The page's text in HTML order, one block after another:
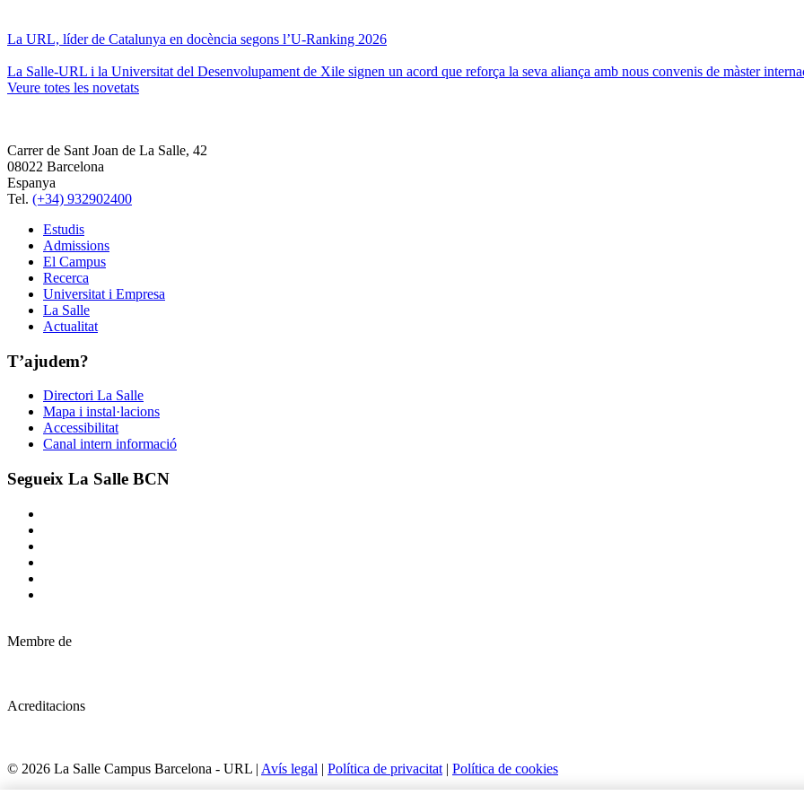
La URL, líder de Catalunya en docència segons l’U-Ranking 2026
La Salle-URL i la Universitat del Desenvolupament de Xile signen un acord que reforça la seva aliança amb nous convenis de màster
Veure totes les novetats
Carrer de Sant Joan de La Salle, 42
08022 Barcelona
Espanya
Tel. (+34) 932902400
Estudis
Admissions
El Campus
Recerca
Universitat i Empresa
La Salle
Actualitat
T’ajudem?
Directori La Salle
Mapa i instal·lacions
Accessibilitat
Canal intern informació
Segueix La Salle BCN
Membre de
Acreditacions
© 2026 La Salle Campus Barcelona - URL | Avís legal | Política de privacitat | Política de cookies